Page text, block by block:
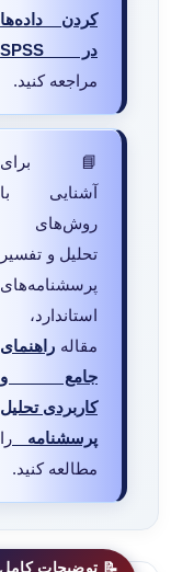
کردن داده‌ها
در SPSS
مراجعه کنید.
📘 برای
آشنایی با
روش‌های
تحلیل و تفسیر
پرسشنامه‌های
استاندارد،
مقاله راهنمای
جامع و
کاربردی تحلیل
پرسشنامه را
مطالعه کنید.